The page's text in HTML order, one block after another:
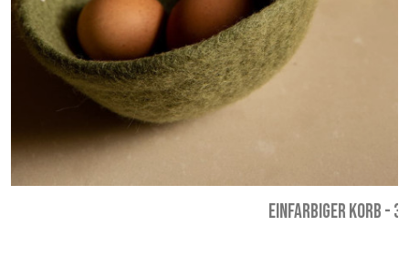
EINFARBIGER KORB-